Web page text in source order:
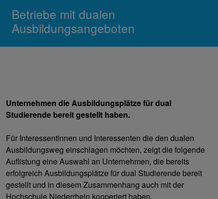
Betriebe mit dualen
Ausbildungsangeboten
Unternehmen die Ausbildungsplätze für dual
Studierende bereit gestellt haben.
Für Interessentinnen und Interessenten die den dualen
Ausbildungsweg einschlagen möchten, zeigt die folgende
Auflistung eine Auswahl an Unternehmen, die bereits
erfolgreich Ausbildungsplätze für dual Studierende bereit
gestellt und in diesem Zusammenhang auch mit der
Hochschule Niederrhein kooperiert haben.